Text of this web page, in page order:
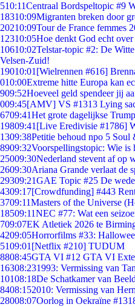
510:11Centraal Bordspeltopic #9
18310:09Migranten breken door
20210:09Tour de France femmes
12310:05Hoe denkt God echt
10610:02Telstar-topic #2: De
Velsen-Zuid!
19010:01 [Wielrennen #616]
010:00Extreme hitte Europa kan
909:52Hoeveel geld spendeer jij
009:45[AMV] VS #1313 Lying
6709:41Het grote dagelijkse
19809:41 [Live Eredivisie #1786]
1309:38Petitie behoud npo 5 Soul
8909:32Voorspellingstopic: Wie is
25009:30Nederland stevent af op
2609:30Ariana Grande verlaat de
29309:21GAE Topic #25 De
4309:17[Crowdfunding] #443
3709:11Masters of the Universe
18509:11NEC #77: Wat een
709:07EK Atletiek 2026 te
4209:05Horrorfilms #33:
5109:01 [Netflix #210] TUDUM
8808:45GTA VI #12 GTA VI
16308:231993: Vermissing van
10108:18De Schatkamer van
8408:152010: Vermissing van
28008:07Oorlog in Oekraïne